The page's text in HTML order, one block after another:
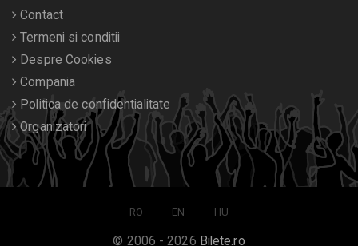
Contact
Termeni si conditii
Despre Cookies
Compania
Politica de confidentialitate
Organizatori
RO EN HU
© 2006 - 2026 Bilete.ro